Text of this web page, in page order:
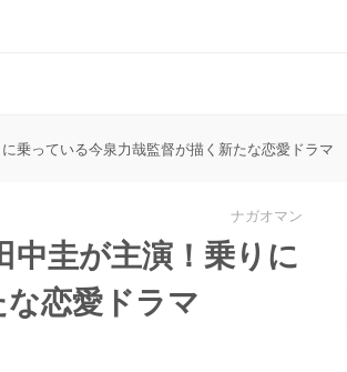
乗っている今泉力哉監督が描く新たな恋愛ドラマ
ナガオマン
圭が主演！乗りに
恋愛ドラマ